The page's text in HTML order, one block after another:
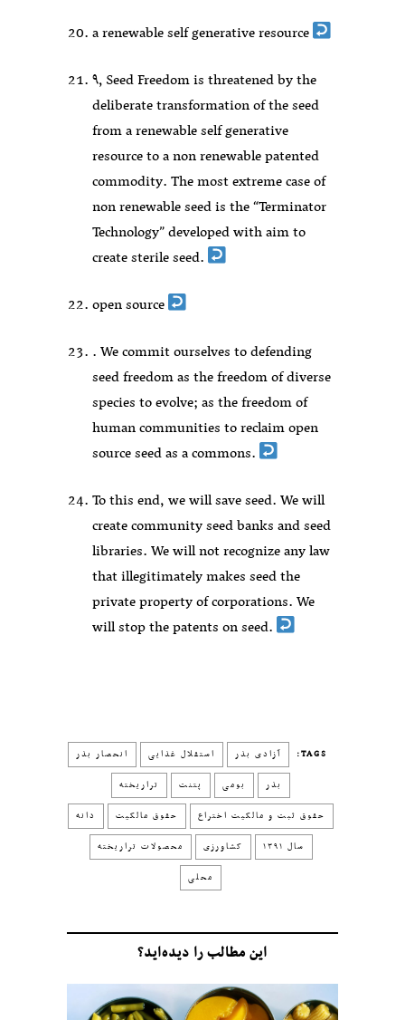
a renewable self generative resource
۹٫ Seed Freedom is threatened by the
deliberate transformation of the seed
from a renewable self generative
resource to a non renewable patented
commodity. The most extreme case of
non renewable seed is the “Terminator
Technology” developed with aim to
create sterile seed.
open source
. We commit ourselves to defending
seed freedom as the freedom of diverse
species to evolve; as the freedom of
human communities to reclaim open
source seed as a commons.
To this end, we will save seed. We will
create community seed banks and seed
libraries. We will not recognize any law
that illegitimately makes seed the
private property of corporations. We
will stop the patents on seed.
TAGS: آزادی بذر استقلال غذایی انحصار بذر
بذر بومی پتنت تراریخته
حقوق ثبت و مالکیت اختراع حقوق مالکیت دانه
سال ۱۳۹۱ کشاورزی محصولات تراریخته
محلی
این مطالب را دیده‌اید؟